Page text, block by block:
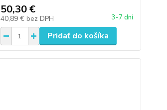
50,30 €
40,89 € bez DPH 3-7 dní
Pridať do košíka